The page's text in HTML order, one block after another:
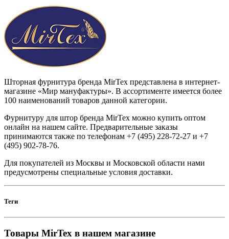
Шторная фурнитура бренда MirTex представлена в интернет-
магазине «Мир мануфактуры». В ассортименте имеется более
100 наименований товаров данной категории.
Фурнитуру для штор бренда MirTex можно купить оптом
онлайн на нашем сайте. Предварительные заказы
принимаются также по телефонам +7 (495) 228-72-27 и +7
(495) 902-78-76.
Для покупателей из Москвы и Московской области нами
предусмотрены специальные условия доставки.
Теги
Товары MirTex в нашем магазине